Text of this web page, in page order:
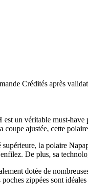
Crédités après
un véritable must-have
coupe ajustée, cette
la polaire
De plus, sa
dotée de
zippées sont